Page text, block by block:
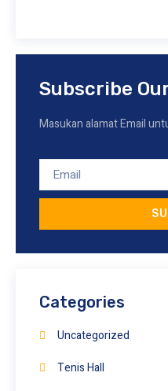
Subscribe
Masukan alamat Email
Categories
Uncategorized
Tenis Hall